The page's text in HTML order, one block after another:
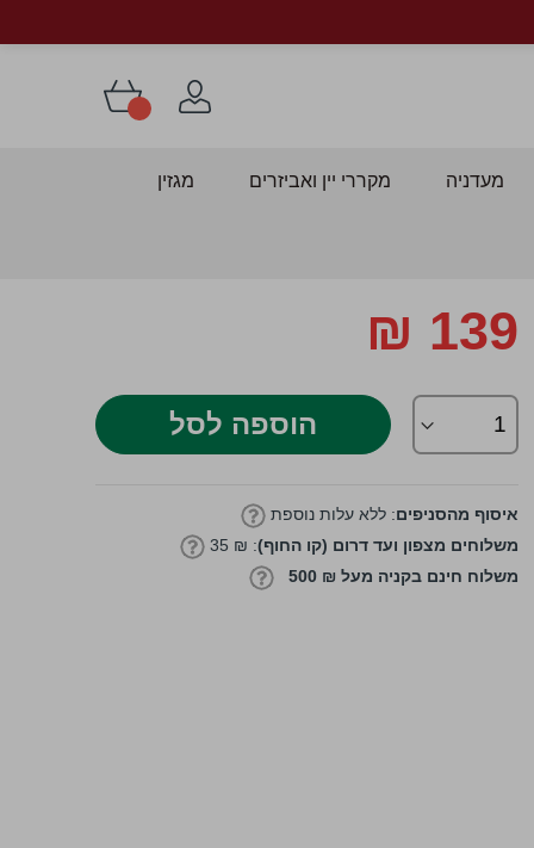
מעדניה מקררי יין ואביזרים מגזין
139 ₪
הוספה לסל
איסוף מהסניפים: ללא עלות נוספת
משלוחים מצפון ועד דרום (קו החוף): ₪ 35
משלוח חינם בקניה מעל ₪ 500